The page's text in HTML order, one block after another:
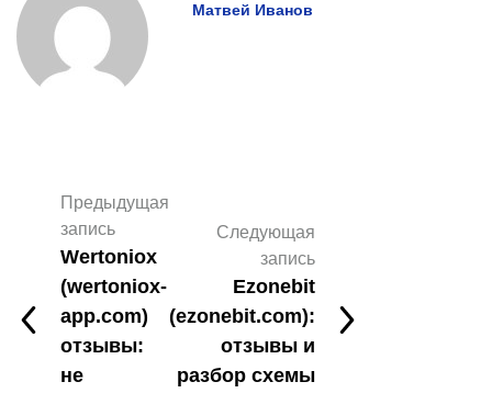
Матвей Иванов
Предыдущая
запись
Wertoniox
(wertoniox-
app.com)
отзывы:
не
Следующая
запись
Ezonebit
(ezonebit.com):
отзывы и
разбор схемы